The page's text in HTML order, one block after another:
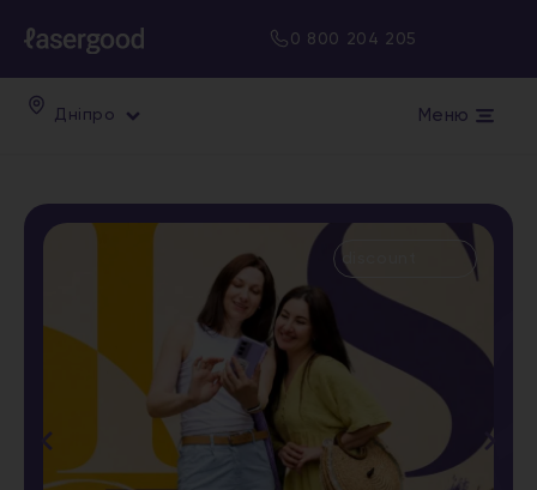
0 800 204 205
Дніпро Меню
discount